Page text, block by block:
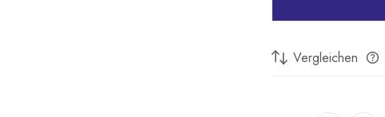
Vergleichen